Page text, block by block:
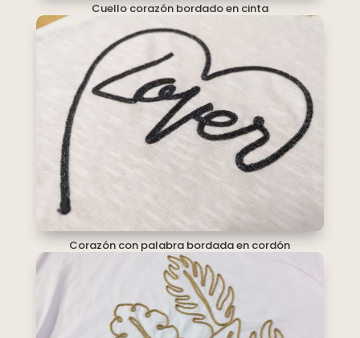
Cuello corazón bordado en cinta
Corazón con palabra bordada en cordón